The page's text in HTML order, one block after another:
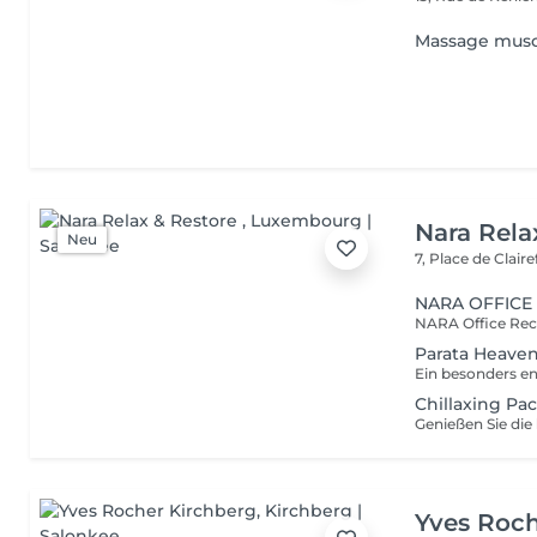
Massage
Neu Nara
7, Place de
NARA OFFICE
Parata Heaven
Chillaxing
Yves